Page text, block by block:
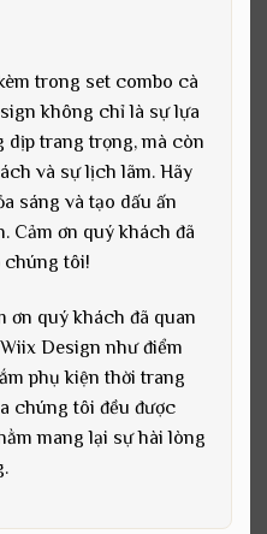
trong set combo cà
không chỉ là sự lựa
dịp trang trọng, mà còn
và sự lịch lãm. Hãy
sáng và tạo dấu ấn
Cảm ơn quý khách đã
chúng tôi!
ơn quý khách đã quan
Design như điểm
phụ kiện thời trang
chúng tôi đều được
mang lại sự hài lòng